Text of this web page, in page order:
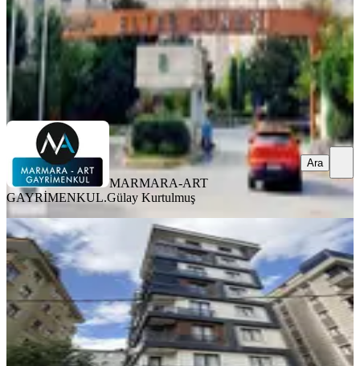
MARMARA-ART GAYRİMENKUL.Gülay Kurtulmuş
MARMARA-ART
GAYRİMENKUL.Gülay Kurtulmuş
Ara
YENİ
Ümraniye İnkilap Mahallesinde
Satılık Yatırım Fırsatı 1+1 Daire
Ümraniye, Elmalıkent Mahallesi
1+1·50 m²·Düz Giriş (Zemin) ·05.08.2026
4.650.000 ₺